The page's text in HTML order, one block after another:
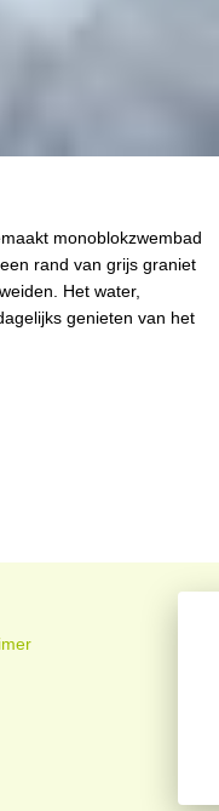
monoblokzwembad
rand van grijs graniet
Het water,
genieten van het